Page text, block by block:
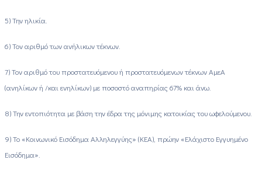
5) Την ηλικία.
6) Τον αριθμό των ανήλικων τέκνων.
7) Τον αριθμό του προστατευόμενου ή προστατευόμενων τέκνων ΑμεΑ
(ανηλίκων ή /και ενηλίκων) με ποσοστό αναπηρίας 67% και άνω.
8) Την εντοπιότητα με βάση την έδρα της μόνιμης κατοικίας του ωφελούμενου.
9) Το «Κοινωνικό Εισόδημα Αλληλεγγύης» (ΚΕΑ), πρώην «Ελάχιστο Εγγυημένο
Εισόδημα».